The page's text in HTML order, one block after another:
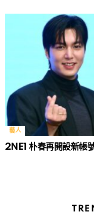
藝人
2NE1 朴春再開設新帳